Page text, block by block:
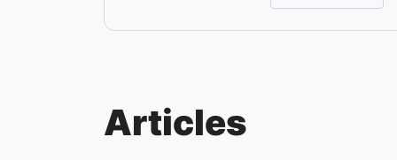
Articles